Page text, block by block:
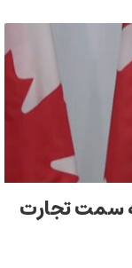
سمت تجارت